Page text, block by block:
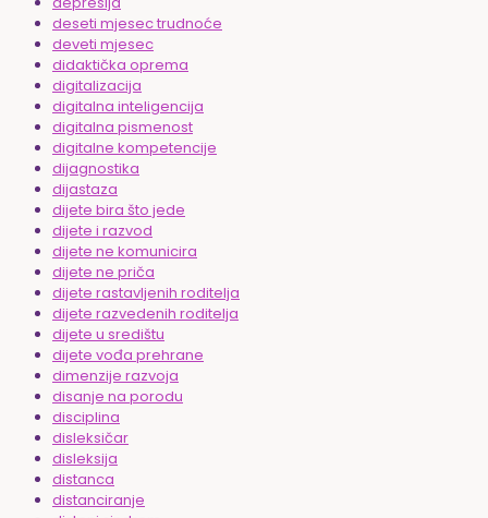
deseti mjesec trudnoće
deveti mjesec
didaktička oprema
digitalizacija
digitalna inteligencija
digitalna pismenost
digitalne kompetencije
dijagnostika
dijastaza
dijete bira što jede
dijete i razvod
dijete ne komunicira
dijete ne priča
dijete rastavljenih roditelja
dijete razvedenih roditelja
dijete u središtu
dijete vođa prehrane
dimenzije razvoja
disanje na porodu
disciplina
disleksičar
disleksija
distanca
distanciranje